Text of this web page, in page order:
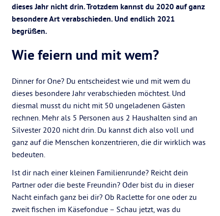
dieses Jahr nicht drin. Trotzdem kannst du 2020 auf ganz
besondere Art verabschieden. Und endlich 2021
begrüßen.
Wie feiern und mit wem?
Dinner for One? Du entscheidest wie und mit wem du
dieses besondere Jahr verabschieden möchtest. Und
diesmal musst du nicht mit 50 ungeladenen Gästen
rechnen. Mehr als 5 Personen aus 2 Haushalten sind an
Silvester 2020 nicht drin. Du kannst dich also voll und
ganz auf die Menschen konzentrieren, die dir wirklich was
bedeuten.
Ist dir nach einer kleinen Familienrunde? Reicht dein
Partner oder die beste Freundin? Oder bist du in dieser
Nacht einfach ganz bei dir? Ob Raclette for one oder zu
zweit fischen im Käsefondue – Schau jetzt, was du